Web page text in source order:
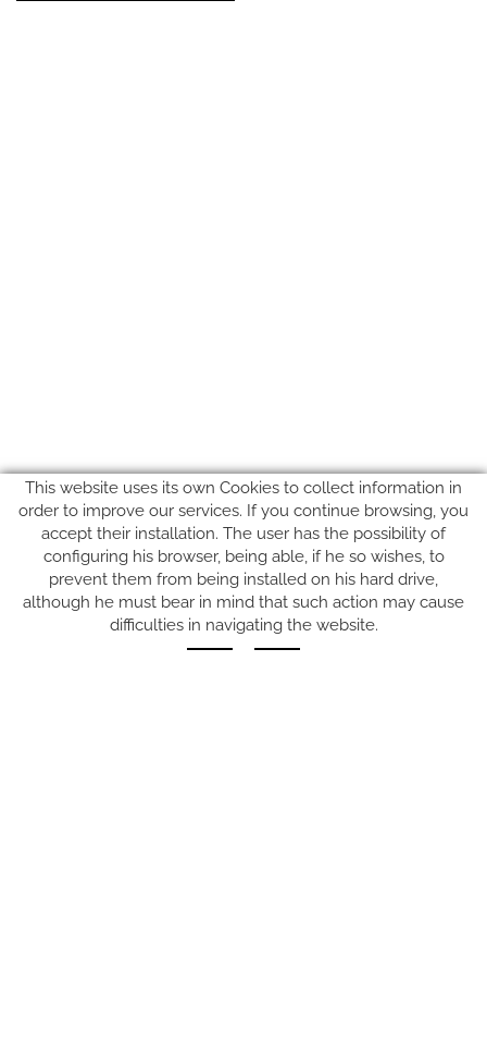
SUIVEZ-NOUS SUR
This website uses its own Cookies to collect information in
order to improve our services. If you continue browsing, you
accept their installation. The user has the possibility of
configuring his browser, being able, if he so wishes, to
prevent them from being installed on his hard drive,
although he must bear in mind that such action may cause
difficulties in navigating the website.